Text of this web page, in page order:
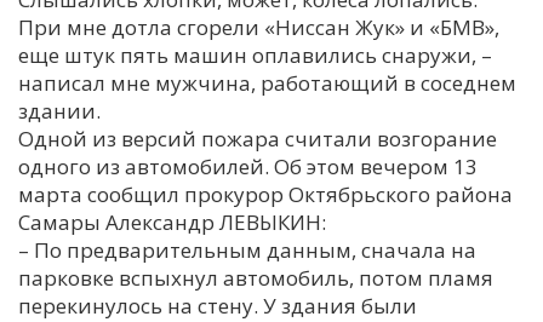
При мне дотла сгорели «Ниссан Жук» и «БМВ»,
еще штук пять машин оплавились снаружи, –
написал мне мужчина, работающий в соседнем
здании.
Одной из версий пожара считали возгорание
одного из автомобилей. Об этом вечером 13
марта сообщил прокурор Октябрьского района
Самары Александр ЛЕВЫКИН:
– По предварительным данным, сначала на
парковке вспыхнул автомобиль, потом пламя
перекинулось на стену. У здания были